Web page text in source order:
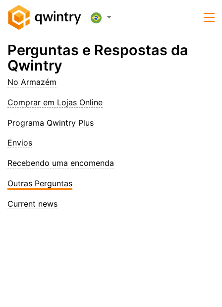
Perguntas e Respostas da
Qwintry
No Armazém
Comprar em Lojas Online
Programa Qwintry Plus
Envios
Recebendo uma encomenda
Outras Perguntas
Current news